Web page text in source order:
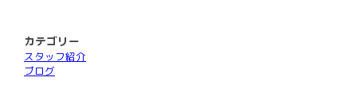
カテゴリー
スタッフ紹介
ブログ